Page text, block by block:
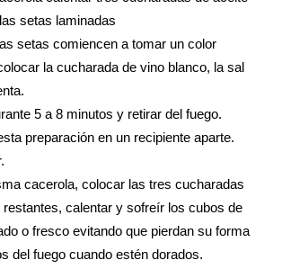
setas laminadas
setas comiencen a tomar un color
la cucharada de vino blanco, la sal
5 a 8 minutos y retirar del fuego.
preparación en un recipiente aparte.
cacerola, colocar las tres cucharadas
restantes, calentar y sofreír los cubos de
o fresco evitando que pierdan su forma
del fuego cuando estén dorados.